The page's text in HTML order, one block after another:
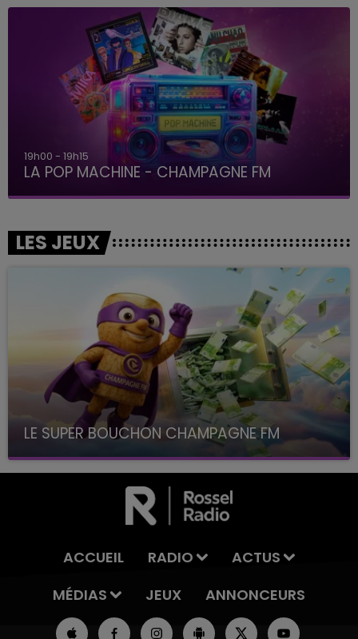
19h00 - 19h15
LA POP MACHINE - CHAMPAGNE FM
LES JEUX
LE SUPER BOUCHON CHAMPAGNE FM
avec La Famille Champagne FM, à 8H10
ACCUEIL RADIO
ACTUS
MÉDIAS
JEUX ANNONCEURS